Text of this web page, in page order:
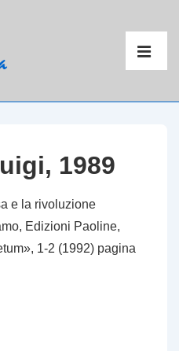
1989
e la rivoluzione
Edizioni Paoline,
1-2 (1992) pagina